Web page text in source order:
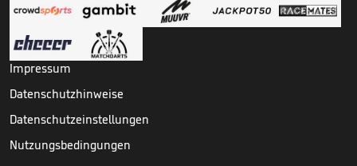
Impressum
Datenschutzhinweise
Datenschutzeinstellungen
Nutzungsbedingungen